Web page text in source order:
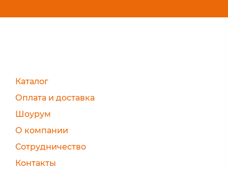
Каталог
Оплата и доставка
Шоурум
О компании
Сотрудничество
Контакты